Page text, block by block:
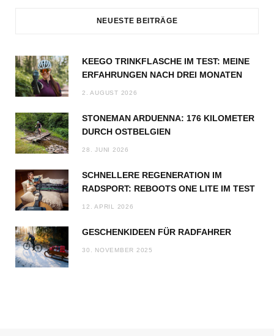
NEUESTE BEITRÄGE
KEEGO TRINKFLASCHE IM TEST: MEINE
ERFAHRUNGEN NACH DREI MONATEN
2. AUGUST 2026
STONEMAN ARDUENNA: 176 KILOMETER
DURCH OSTBELGIEN
28. JUNI 2026
SCHNELLERE REGENERATION IM
RADSPORT: REBOOTS ONE LITE IM TEST
12. APRIL 2026
GESCHENKIDEEN FÜR RADFAHRER
30. NOVEMBER 2025